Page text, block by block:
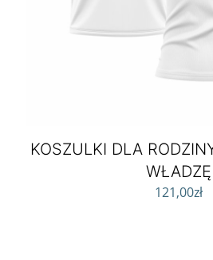
KOSZULKI DLA
WŁADZĘ
121,00zł